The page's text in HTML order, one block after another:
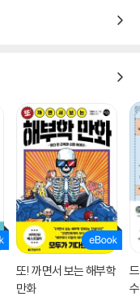
또! 까면서 보는 해부학
만화